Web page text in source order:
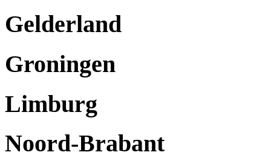
Gelderland
Groningen
Limburg
Noord-Brabant